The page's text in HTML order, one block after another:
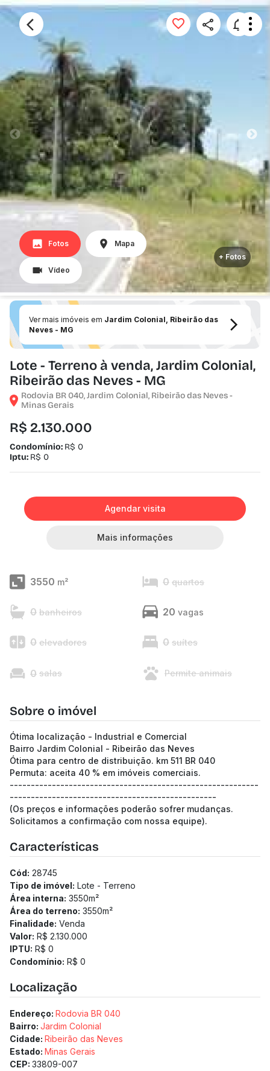
Fotos Mapa
Vídeo
+ Fotos
Ver mais imóveis em Jardim Colonial, Ribeirão das
Neves - MG
Lote - Terreno à venda, Jardim Colonial,
Ribeirão das Neves - MG
Rodovia BR 040, Jardim Colonial, Ribeirão das Neves -
Minas Gerais
R$ 2.130.000
Condomínio: R$ 0
Iptu: R$ 0
Agendar visita
Mais informações
3550 m² 0 quartos
0 banheiros 20 vagas
0 elevadores 0 suítes
0 salas Permite animais
Sobre o imóvel
Ótima localização - Industrial e Comercial
Bairro Jardim Colonial - Ribeirão das Neves
Ótima para centro de distribuição. km 511 BR 040
Permuta: aceita 40 % em imóveis comerciais.
-----------------------------------------------------------
-------------------------------------------------
(Os preços e informações poderão sofrer mudanças.
Solicitamos a confirmação com nossa equipe).
Características
Cód: 28745
Tipo de imóvel: Lote - Terreno
Área interna: 3550m²
Área do terreno: 3550m²
Finalidade: Venda
Valor: R$ 2.130.000
IPTU: R$ 0
Condomínio: R$ 0
Localização
Endereço: Rodovia BR 040
Bairro: Jardim Colonial
Cidade: Ribeirão das Neves
Estado: Minas Gerais
CEP: 33809-007